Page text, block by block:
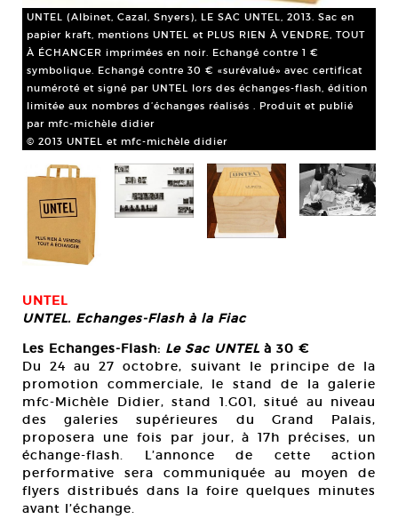
UNTEL (Albinet, Cazal, Snyers), LE SAC UNTEL, 2013. Sac en
papier kraft, mentions UNTEL et PLUS RIEN À VENDRE, TOUT
À ÉCHANGER imprimées en noir. Echangé contre 1 €
symbolique. Echangé contre 30 € «surévalué» avec certificat
numéroté et signé par UNTEL lors des échanges-flash, édition
limitée aux nombres d’échanges réalisés . Produit et publié
par mfc-michèle didier
© 2013 UNTEL et mfc-michèle didier
UNTEL
UNTEL. Echanges-Flash à la Fiac
Les Echanges-Flash: Le Sac UNTEL à 30 €
Du 24 au 27 octobre, suivant le principe de la
promotion commerciale, le stand de la galerie
mfc-Michèle Didier, stand 1.G01, situé au niveau
des galeries supérieures du Grand Palais,
proposera une fois par jour, à 17h précises, un
échange-flash. L’annonce de cette action
performative sera communiquée au moyen de
flyers distribués dans la foire quelques minutes
avant l’échange.